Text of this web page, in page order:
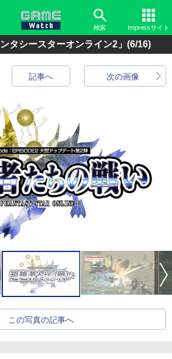
検索 Impressサイト
タシースターオンライン2」 (6/16)
次の画像
記事へ
この写真の記事へ